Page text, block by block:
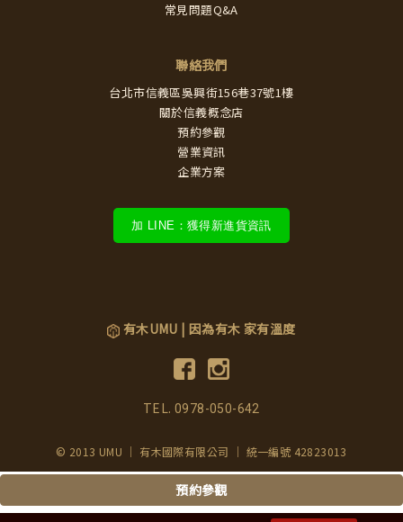
常見問題Q&A
聯絡我們
台北市信義區吳興街156巷37號1樓
關於信義概念店
預約參觀
營業資訊
企業方案
加 LINE：獲得新進貨資訊
有木UMU | 因為有木 家有溫度
TEL.0978-050-642
© 2013 UMU ｜ 有木國際有限公司 ｜ 統一編號 42823013
預約參觀